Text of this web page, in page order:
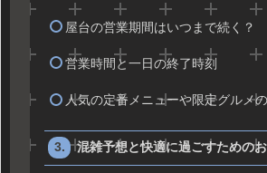
屋台の営業期間はいつまで続く？
営業時間と一日の終了時刻
人気の定番メニューや限定グルメ
混雑予想と快適に過ごすための